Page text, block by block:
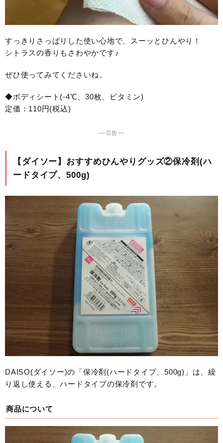
すっきりさっぱりした使い心地で、スーッとひんやり！
シトラスの香りもさわやかです♪
ぜひ使ってみてくださいね。
◆ボディシート(-4℃、30枚、ビタミン)
定価：110円(税込)
― 広告 ―
【ダイソー】おすすめひんやりグッズ②保冷剤(ハ
ードタイプ、500g)
DAISO(ダイソー)の「保冷剤(ハードタイプ、500g)」は、繰
り返し使える、ハードタイプの保冷剤です。
商品について